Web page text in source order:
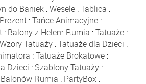
do Baniek:Wesele:Tablica :
:Tańce Animacyjne :
: Balony z Helem Rumia :Tatuaże:
Wzory Tatuaży:Tatuaże dla Dzieci :
:Tatuaże Brokatowe:
Dzieci : Szablony Tatuaży :
Rumia : PartyBox: